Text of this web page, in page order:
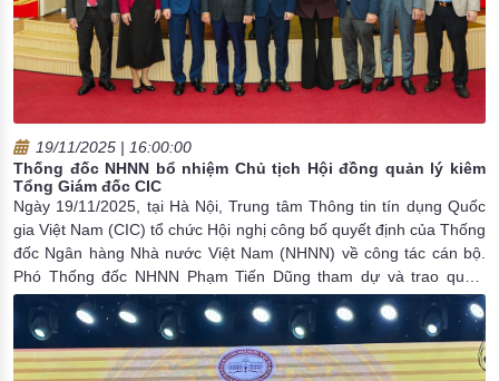
19/11/2025 | 16:00:00
Thống đốc NHNN bổ nhiệm Chủ tịch Hội đồng quản lý kiêm
Tổng Giám đốc CIC
Ngày 19/11/2025, tại Hà Nội, Trung tâm Thông tin tín dụng Quốc
gia Việt Nam (CIC) tổ chức Hội nghị công bố quyết định của Thống
đốc Ngân hàng Nhà nước Việt Nam (NHNN) về công tác cán bộ.
Phó Thống đốc NHNN Phạm Tiến Dũng tham dự và trao quyết
định bổ nhiệm.